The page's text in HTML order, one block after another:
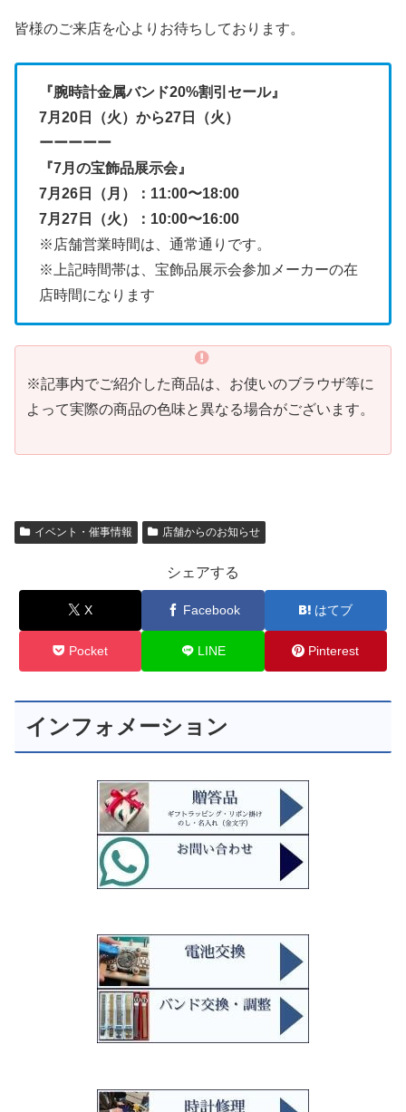
皆様のご来店を心よりお待ちしております。
『腕時計金属バンド20%割引セール』
7月20日（火）から27日（火）
ーーーーー
『7月の宝飾品展示会』
7月26日（月）：11:00〜18:00
7月27日（火）：10:00〜16:00
※店舗営業時間は、通常通りです。
※上記時間帯は、宝飾品展示会参加メーカーの在
店時間になります
※記事内でご紹介した商品は、お使いのブラウザ等に
よって実際の商品の色味と異なる場合がございます。
イベント・催事情報 店舗からのお知らせ
シェアする
X Facebook はてブ
Pocket LINE Pinterest
インフォメーション